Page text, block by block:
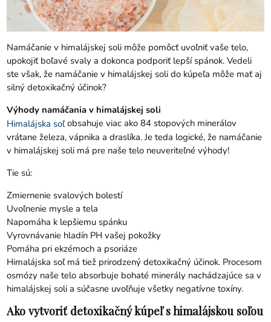
Namáčanie v himalájskej soli môže pomôcť uvoľniť vaše telo,
upokojiť boľavé svaly a dokonca podporiť lepší spánok. Vedeli
ste však, že namáčanie v himalájskej soli do kúpeľa môže mať aj
silný detoxikačný účinok?
Výhody namáčania v himalájskej soli
Himalájska soľobsahuje viac ako 84 stopových minerálov
vrátane železa, vápnika a draslíka. Je teda logické, že namáčanie
v himalájskej soli má pre naše telo neuveriteľné výhody!
Tie sú:
Zmiernenie svalových bolestí
Uvoľnenie mysle a tela
Napomáha k lepšiemu spánku
Vyrovnávanie hladín PH vašej pokožky
Pomáha pri ekzémoch a psoriáze
Himalájska soľ má tiež prirodzený detoxikačný účinok. Procesom
osmózy naše telo absorbuje bohaté minerály nachádzajúce sa v
himalájskej soli a súčasne uvoľňuje všetky negatívne toxíny.
Ako vytvoriť detoxikačný kúpeľ s himalájskou soľou